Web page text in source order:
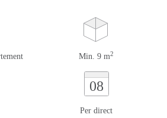
Min. 9 m2
08
Per direct